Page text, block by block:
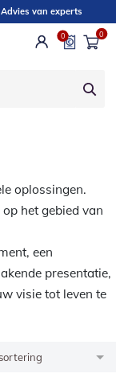
Advies van experts
0 0
oplossingen.
het gebied van
een
presentatie,
visie tot leven te